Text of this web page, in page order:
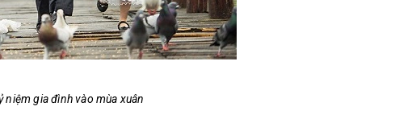
niệm gia đình vào mùa xuân